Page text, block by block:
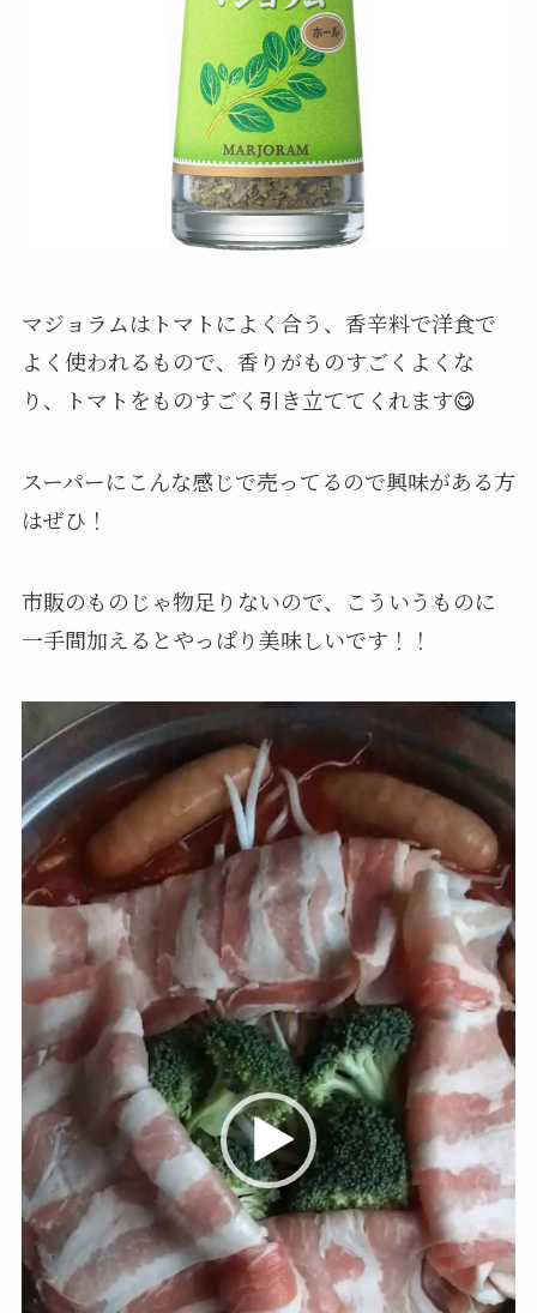
マジョラムはトマトによく合う、香辛料で洋食で
よく使われるもので、香りがものすごくよくな
り、トマトをものすごく引き立ててくれます😋
スーパーにこんな感じで売ってるので興味がある方
はぜひ！
市販のものじゃ物足りないので、こういうものに
一手間加えるとやっぱり美味しいです！！
画
プ
レ
ー
ヤ